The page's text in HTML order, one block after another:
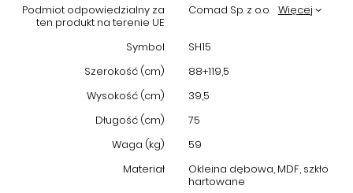
Innowacyjny system przesuwania i soft
Jednym z wyróżników tego modelu jest możliwość przesuwania
nadstawki, co daje dodatkową elastyczność aranżacyjną oraz
ułatwia organizację przestrzeni. Dodatkowo zastosowany
gwarantuje ciche i delikatne zamykanie
szuflad, co wpływa na komfort pracy oraz trwałość mebla. Biurko
Soho SH15 to harmonijne połączenie designu i wygody, które
Podmiot odpowiedzialny za
ten produkt na terenie UE
Comad Sp. z o.o. Więcej
Symbol
SH15
Szerokość (cm)
88+119,5
Wysokość (cm)
39,5
Długość (cm)
75
Waga (kg)
59
Materiał
Okleina dębowa, MDF, szkło
hartowane